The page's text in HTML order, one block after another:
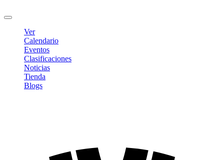
Ver
Calendario
Eventos
Clasificaciones
Noticias
Tienda
Blogs